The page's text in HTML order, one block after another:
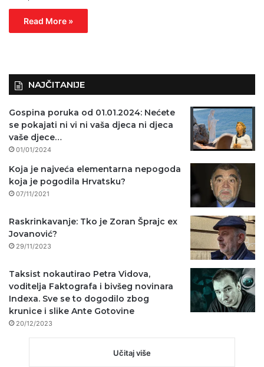
Read More »
NAJČITANIJE
Gospina poruka od 01.01.2024: Nećete
se pokajati ni vi ni vaša djeca ni djeca
vaše djece…
01/01/2024
Koja je najveća elementarna nepogoda
koja je pogodila Hrvatsku?
07/11/2021
Raskrinkavanje: Tko je Zoran Šprajc ex
Jovanović?
29/11/2023
Taksist nokautirao Petra Vidova,
voditelja Faktografa i bivšeg novinara
Indexa. Sve se to dogodilo zbog
krunice i slike Ante Gotovine
20/12/2023
Učitaj više